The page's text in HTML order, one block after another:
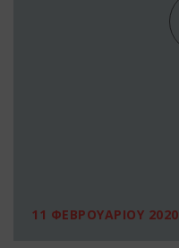
11 ΦΕΒΡΟΥΑΡΙΟΥ 2020